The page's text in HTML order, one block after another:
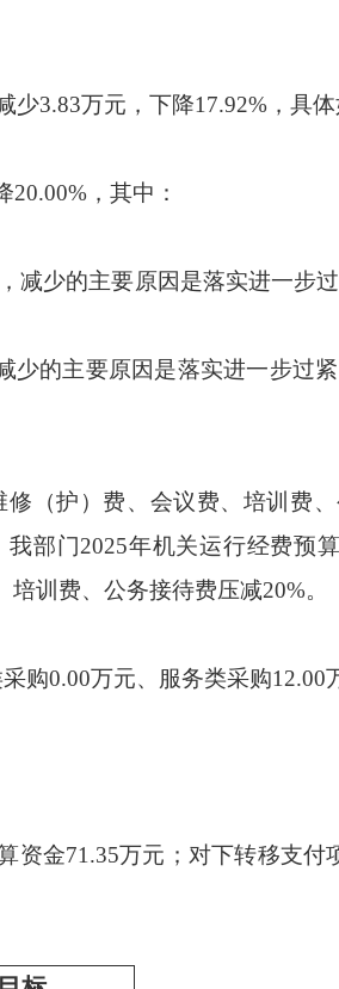
3.83万元，下降17.92%，具体
，其中：
减少的主要原因是落实进一步过
少的主要原因是落实进一步过
（护）费、会议费、培训费
部门2025年机关运行经费预
训费、公务接待费压减20%。
购0.00万元、服务类采购12.00
资金71.35万元；对下转移支付